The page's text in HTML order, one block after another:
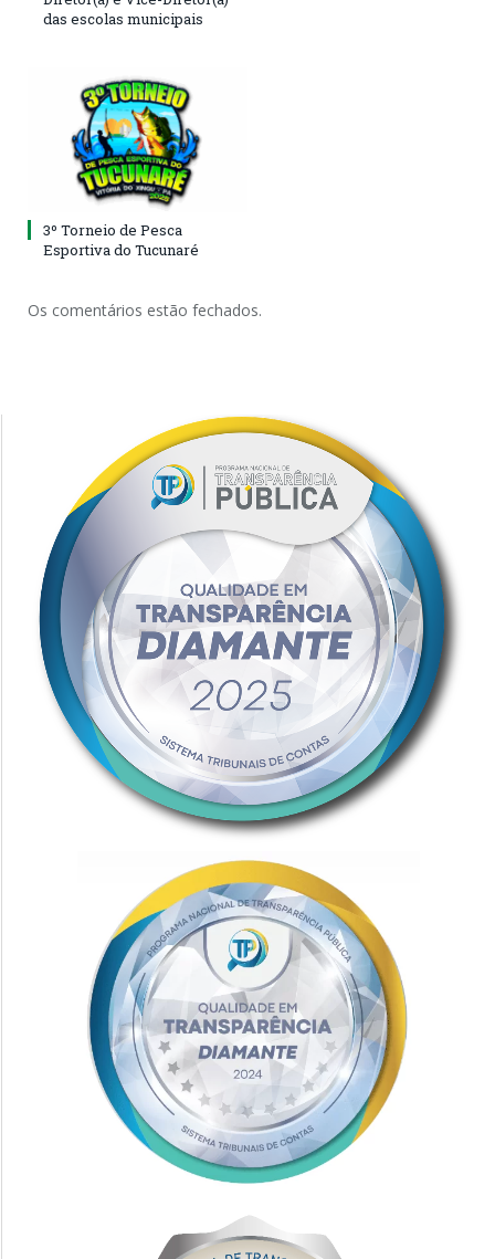
das escolas municipais
3º Torneio de Pesca
Esportiva do Tucunaré
Os comentários estão fechados.